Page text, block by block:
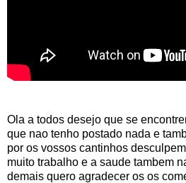
Ola a todos desejo que se
que nao tenho postado nada e
por os vossos cantinhos
muito trabalho e a saude tambem
demais quero agradecer os os